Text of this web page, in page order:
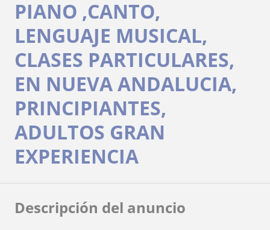
PIANO ,CANTO,
LENGUAJE MUSICAL,
CLASES PARTICULARES,
EN NUEVA ANDALUCIA,
PRINCIPIANTES,
ADULTOS GRAN
EXPERIENCIA
Descripción del anuncio